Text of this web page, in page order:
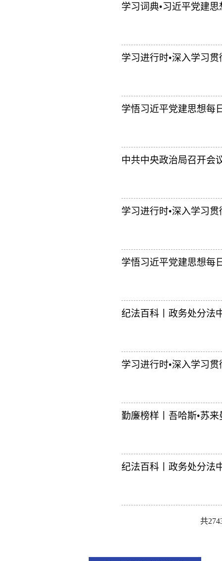
学习词典•习近平党建
学习进行时•深入学习
学悟习近平党建思想每
中共中央政治局召开会
学习进行时•深入学习
学悟习近平党建思想每
纪法百科丨政务处分法
学习进行时•深入学习
勤廉榜样丨吾哈斯•苏
纪法百科丨政务处分法
共